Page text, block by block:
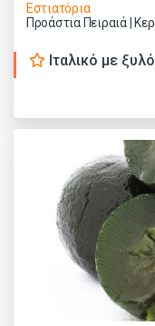
Εστιατόρια
Προάστια Πειραιά |
Ιταλικό με